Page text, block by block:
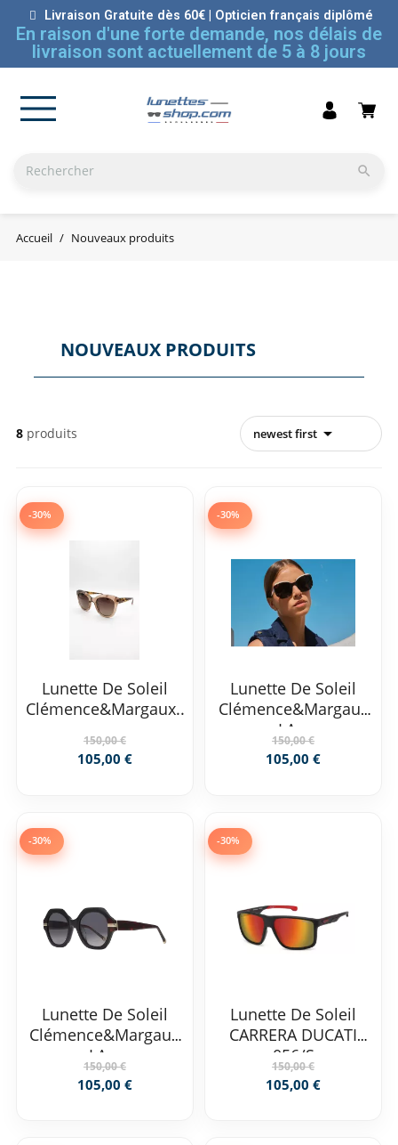
Livraison Gratuite dès 60€ | Opticien français diplômé
En raison d'une forte demande, nos délais de
livraison sont actuellement de 5 à 8 jours

Accueil Nouveaux produits
NOUVEAUX PRODUITS
8 produits newest first 
-30%
Lunette De Soleil
Clémence&Margaux...
150,00 €
105,00 €
-30%
Lunette De Soleil
Clémence&Margaux
LA...
150,00 €
105,00 €
-30%
Lunette De Soleil
Clémence&Margaux
LA...
150,00 €
105,00 €
-30%
Lunette De Soleil
CARRERA DUCATI
056/S
150,00 €
105,00 €